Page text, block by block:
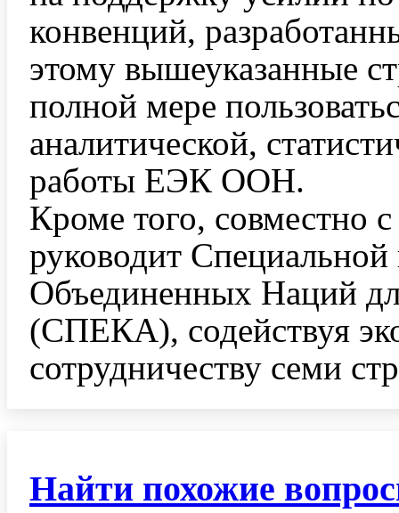
конвенций,
этому вышеуказанные
полной мере
аналитической,
работы ЕЭК ООН.
Кроме того,
руководит
Объединенных Наций
(СПЕКА), содействуя
сотрудничеству семи
Найти похожие